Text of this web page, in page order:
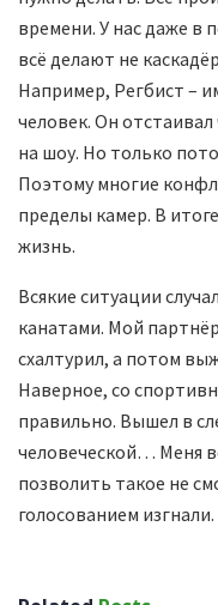
времени. У нас даже в
всё делают не
Например, Регбист –
человек. Он
на шоу. Но только
Поэтому многие
пределы камер. В
жизнь.
Всякие ситуации
канатами. Мой
схалтурил, а потом
Наверное, со
правильно. Вышел в
человеческой… Меня
позволить такое не
голосованием